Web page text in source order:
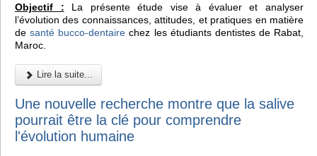
Objectif : La présente étude vise à évaluer et analyser
l’évolution des connaissances, attitudes, et pratiques en matière
desanté bucco-dentaire chez les étudiants dentistes de Rabat,
Maroc.
Lire la suite...
Une nouvelle recherche montre que la salive
pourrait être la clé pour comprendre
l'évolution humaine